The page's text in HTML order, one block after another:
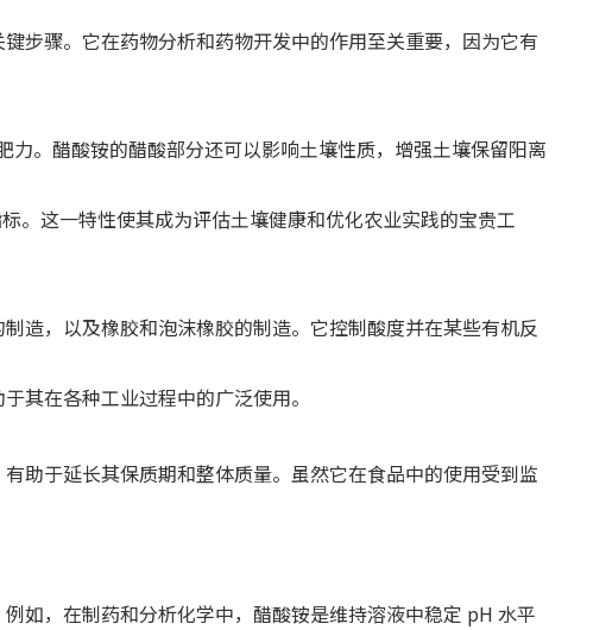
步骤。它在药物分析和药物开发中的作用至关重要，因为它有
。醋酸铵的醋酸部分还可以影响土壤性质，增强土壤保留阳离
。这一特性使其成为评估土壤健康和优化农业实践的宝贵工
造，以及橡胶和泡沫橡胶的制造。它控制酸度并在某些有机反
其在各种工业过程中的广泛使用。
助于延长其保质期和整体质量。虽然它在食品中的使用受到监
如，在制药和分析化学中，醋酸铵是维持溶液中稳定 pH 水平